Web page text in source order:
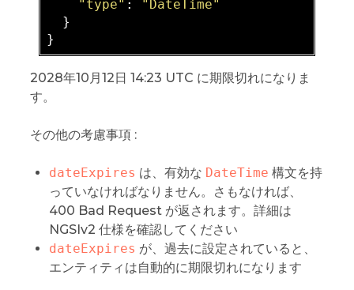
"type" :
"DateTime"
  }
2028年10月12日 14:23 UTC に期限切れになりま
す。
その他の考慮事項 :
dateExpires は、有効な DateTime 構文を持
っていなければなりません。さもなければ、
400 Bad Request が返されます。詳細は
NGSIv2 仕様を確認してください
dateExpires が、過去に設定されていると、
エンティティは自動的に期限切れになります